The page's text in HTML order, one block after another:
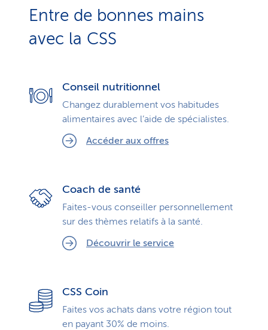
Entre de bonnes mains
avec la CSS
Conseil nutritionnel
Changez durablement vos habitudes
alimentaires avec l’aide de spécialistes.
Accéder aux offres
Coach de santé
Faites-vous conseiller personnellement
sur des thèmes relatifs à la santé.
Découvrir le service
CSS Coin
Faites vos achats dans votre région tout
en payant 30% de moins.